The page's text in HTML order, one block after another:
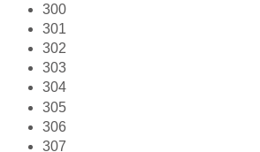
300
301
302
303
304
305
306
307